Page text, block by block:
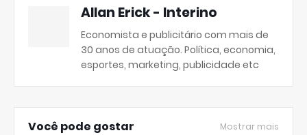
Allan Erick - Interino
Economista e publicitário com mais de
30 anos de atuação. Política, economia,
esportes, marketing, publicidade etc
Você pode gostar Mostrar mais